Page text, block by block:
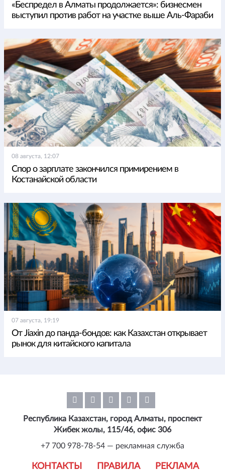
«Беспредел в Алматы продолжается»: бизнесмен
выступил против работ на участке выше Аль-Фараби
08 августа, 12:07
Спор о зарплате закончился примирением в
Костанайской области
07 августа, 19:19
От Jiaxin до панда-бондов: как Казахстан открывает
рынок для китайского капитала
КОНТАКТЫ ПРАВИЛА РЕКЛАМА
Республика Казахстан, город Алматы, проспект
Жибек жолы, 115/46, офис 306
+7 700 978-78-54 — рекламная служба